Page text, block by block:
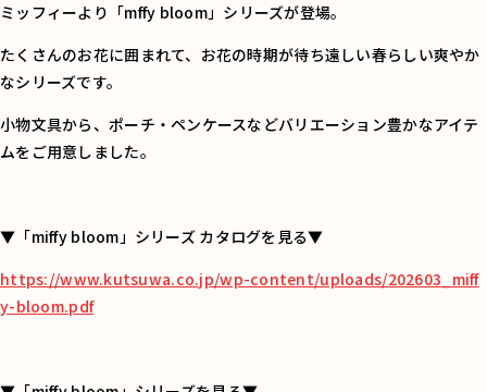
ミッフィーより「mffy bloom」シリーズが登場。
たくさんのお花に囲まれて、お花の時期が待ち遠しい春らしい爽やか
なシリーズです。
小物文具から、ポーチ・ペンケースなどバリエーション豊かなアイテ
ムをご用意しました。
▼「miffy bloom」シリーズ カタログを見る▼
https://www.kutsuwa.co.jp/wp-content/uploads/202603_miff
y-bloom.pdf